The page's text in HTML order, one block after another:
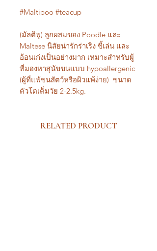
#Maltipoo #teacup
(มัลติพู) ลูกผสมของ Poodle และ
Maltese นิสัยน่ารักร่าเริง ขี้เล่น และ
อ้อนเก่งเป็นอย่างมาก เหมาะสำหรับผู้
ที่มองหาสุนัขขนแบบ hypoallergenic
(ผู้ที่แพ้ขนสัตว์หรือผิวแพ้ง่าย) ขนาด
ตัวโตเต็มวัย 2-2.5kg.
RELATED PRODUCT